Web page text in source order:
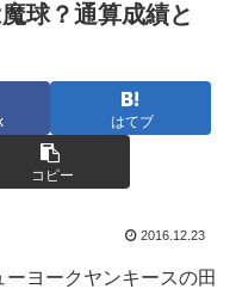
球？通算成績と
はてブ
コピー
2016.12.23
ーヨークヤンキースの田